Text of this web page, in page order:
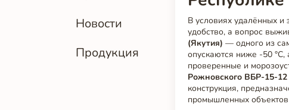
Новости
Продукция
В условиях удалённых
удобство, а вопрос
(Якутия) — одного из
опускаются ниже -50 °C,
проверенные и
Рожновского ВБР-15-12
конструкция,
промышленных